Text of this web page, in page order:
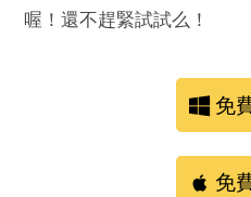
喔！還不趕緊試試么！
免
免